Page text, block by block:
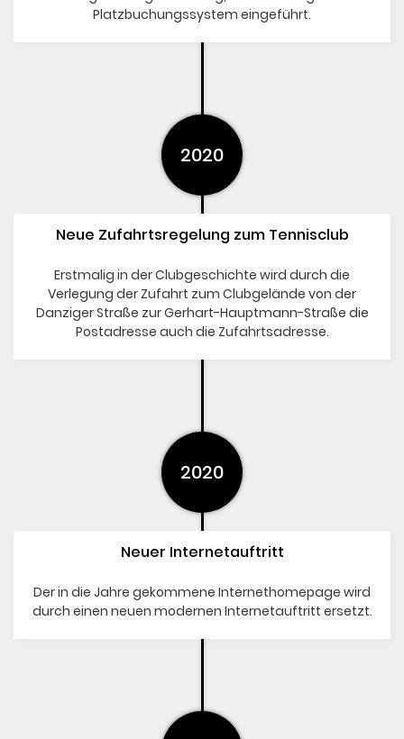
Platzbuchungssystem eingeführt.
2020
Neue Zufahrtsregelung zum Tennisclub
Erstmalig in der Clubgeschichte wird durch die
Verlegung der Zufahrt zum Clubgelände von der
Danziger Straße zur Gerhart-Hauptmann-Straße die
Postadresse auch die Zufahrtsadresse.
2020
Neuer Internetauftritt
Der in die Jahre gekommene Internethomepage wird
durch einen neuen modernen Internetauftritt ersetzt.